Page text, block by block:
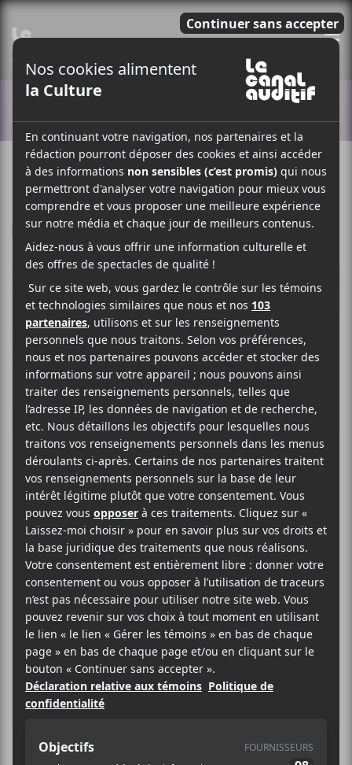
22 MAI 2020
PARLOUIS-PHILIPPE LABRÈCHE
/ FOLK
/ FRANCOPHONE
F
A
C
E
B
O
K
T
W
I
T
T
E
P
A
R
T
A
G
E
R
Philémon Cimon
lance un nouvel
EP : Philédouche
L’auteur-compositeur-interprète qui
a lancé le mouvement
#musiquebleue nous présente une
nouvelle collection de créations
réunies sous le nom Philédouche.